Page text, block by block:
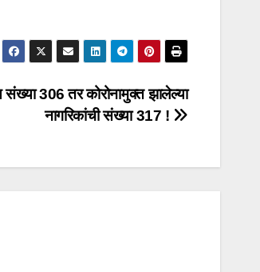
306 तर कोरोनामुक्त झालेल्या
नागरिकांची संख्या 317 !